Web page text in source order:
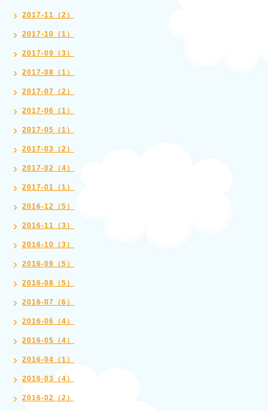
2017-11（2）
2017-10（1）
2017-09（3）
2017-08（1）
2017-07（2）
2017-06（1）
2017-05（1）
2017-03（2）
2017-02（4）
2017-01（1）
2016-12（5）
2016-11（3）
2016-10（3）
2016-09（5）
2016-08（5）
2016-07（6）
2016-06（4）
2016-05（4）
2016-04（1）
2016-03（4）
2016-02（2）